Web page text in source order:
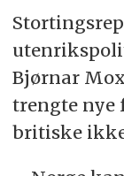
Bjørnar
trengte nye
britiske